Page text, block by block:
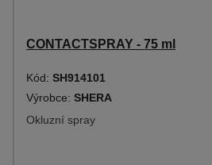
CONTACTSPRAY - 75 ml
Kód: SH914101
Výrobce: SHERA
Okluzní spray